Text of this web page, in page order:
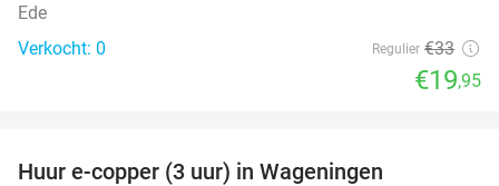
Ede
Verkocht: 0
Regulier €33
€19,95
Huur e-copper (3 uur) in Wageningen